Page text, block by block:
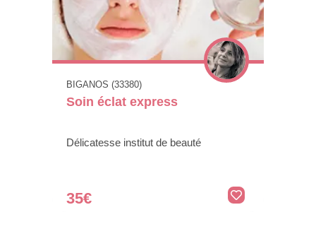
BIGANOS (33380)
Soin éclat express
Délicatesse institut de beauté
35€